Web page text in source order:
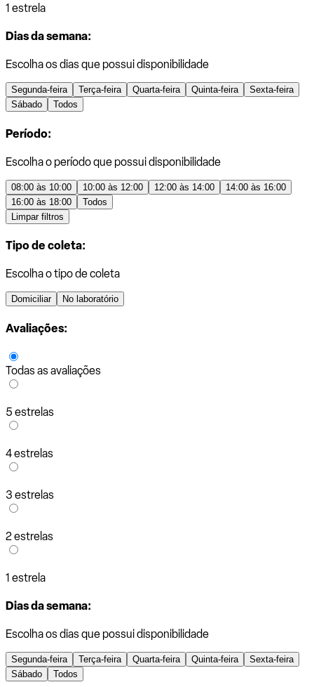
1 estrela
Dias da semana:
Escolha os dias que possui disponibilidade
Segunda-feira Terça-feira Quarta-feira Quinta-feira
Sexta-feira
Sábado
Todos
Período:
Escolha o período que possui disponibilidade
08:00 às 10:00 10:00 às 12:00 12:00 às 14:00
14:00 às 16:00
16:00 às 18:00
Todos
Limpar filtros
Tipo de coleta:
Escolha o tipo de coleta
Domiciliar No laboratório
Avaliações:
Todas as avaliações
5 estrelas
4 estrelas
3 estrelas
2 estrelas
1 estrela
Dias da semana:
Escolha os dias que possui disponibilidade
Segunda-feira Terça-feira Quarta-feira Quinta-feira
Sexta-feira
Sábado
Todos